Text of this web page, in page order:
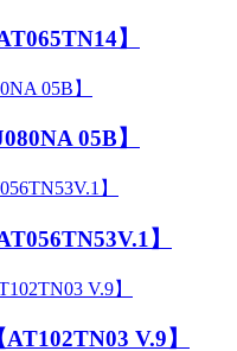
】
05B】
】
V.9】